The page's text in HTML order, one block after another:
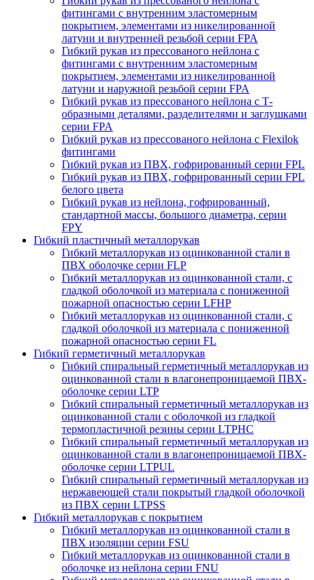
фитингами с внутренним эластомерным
покрытием, элементами из никелированной
латуни и внутренней резьбой серии FPA
Гибкий рукав из прессованого нейлона с
фитингами с внутренним эластомерным
покрытием, элементами из никелированной
латуни и наружной резьбой серии FPA
Гибкий рукав из прессованого нейлона с Т-
образными деталями, разделителями и заглушками
серии FPA
Гибкий рукав из прессованого нейлона с Flexilok
фитингами
Гибкий рукав из ПВХ, гофрированный серии FPL
Гибкий рукав из ПВХ, гофрированный серии FPL
белого цвета
Гибкий рукав из нейлона, гофрированный,
стандартной массы, большого диаметра, серии
FPY
Гибкий пластичный металлорукав
Гибкий металлорукав из оцинкованной стали в
ПВХ оболочке серии FLP
Гибкий металлорукав из оцинкованной стали, с
гладкой оболочкой из материала с пониженной
пожарной опасностью серии LFHP
Гибкий металлорукав из оцинкованной стали, с
гладкой оболочкой из материала с пониженной
пожарной опасностью серии FL
Гибкий герметичный металлорукав
Гибкий спиральный герметичный металлорукав из
оцинкованной стали в влагонепроницаемой ПВХ-
оболочке серии LTP
Гибкий спиральный герметичный металлорукав из
оцинкованной стали с оболочкой из гладкой
термопластичной резины серии LTPHC
Гибкий спиральный герметичный металлорукав из
оцинкованной стали в влагонепроницаемой ПВХ-
оболочке серии LTPUL
Гибкий спиральный герметичный металлорукав из
нержавеющей стали покрытый гладкой оболочкой
из ПВХ серии LTPSS
Гибкий металлорукав с покрытием
Гибкий металлорукав из оцинкованной стали в
ПВХ изоляции серии FSU
Гибкий металлорукав из оцинкованной стали в
оболочке из нейлона серии FNU